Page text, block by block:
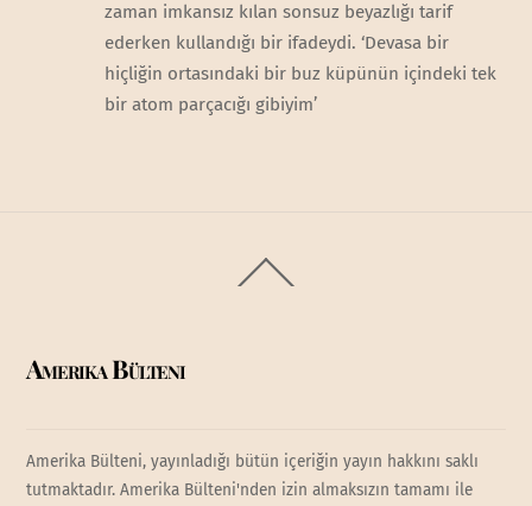
zaman imkansız kılan sonsuz beyazlığı tarif
ederken kullandığı bir ifadeydi. ‘Devasa bir
hiçliğin ortasındaki bir buz küpünün içindeki tek
bir atom parçacığı gibiyim’
To
Amerika Bülteni
Amerika Bülteni, yayınladığı bütün içeriğin yayın hakkını saklı
tutmaktadır. Amerika Bülteni'nden izin almaksızın tamamı ile